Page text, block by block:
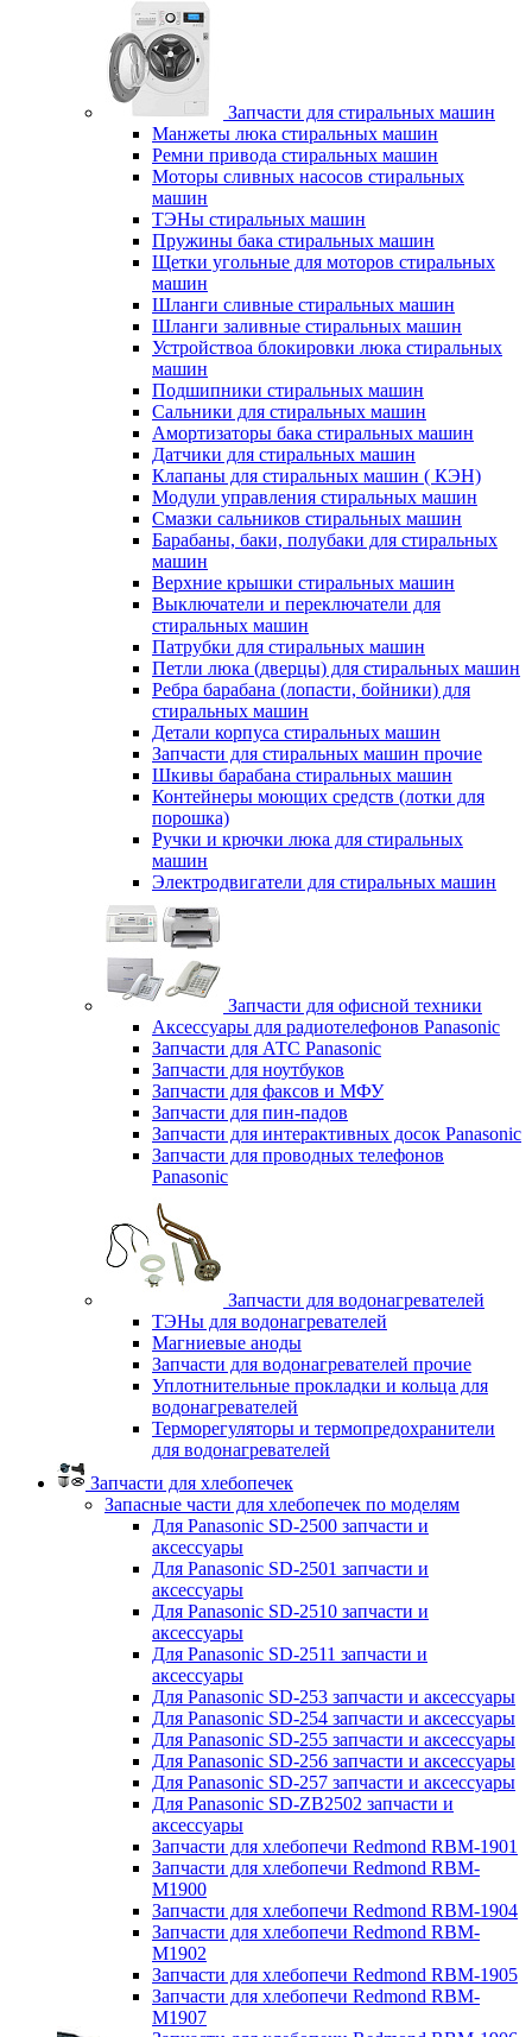
Запчасти для стиральных машин
Манжеты люка стиральных машин
Ремни привода стиральных машин
Моторы сливных насосов стиральных
машин
ТЭНы стиральных машин
Пружины бака стиральных машин
Щетки угольные для моторов стиральных
машин
Шланги сливные стиральных машин
Шланги заливные стиральных машин
Устройствоа блокировки люка стиральных
машин
Подшипники стиральных машин
Сальники для стиральных машин
Амортизаторы бака стиральных машин
Датчики для стиральных машин
Клапаны для стиральных машин ( КЭН)
Модули управления стиральных машин
Смазки сальников стиральных машин
Барабаны, баки, полубаки для стиральных
машин
Верхние крышки стиральных машин
Выключатели и переключатели для
стиральных машин
Патрубки для стиральных машин
Петли люка (дверцы) для стиральных машин
Ребра барабана (лопасти, бойники) для
стиральных машин
Детали корпуса стиральных машин
Запчасти для стиральных машин прочие
Шкивы барабана стиральных машин
Контейнеры моющих средств (лотки для
порошка)
Ручки и крючки люка для стиральных
машин
Электродвигатели для стиральных машин
Запчасти для офисной техники
Аксессуары для радиотелефонов Panasonic
Запчасти для АТС Panasonic
Запчасти для ноутбуков
Запчасти для факсов и МФУ
Запчасти для пин-падов
Запчасти для интерактивных досок Panasonic
Запчасти для проводных телефонов
Panasonic
Запчасти для водонагревателей
ТЭНы для водонагревателей
Магниевые аноды
Запчасти для водонагревателей прочие
Уплотнительные прокладки и кольца для
водонагревателей
Терморегуляторы и термопредохранители
для водонагревателей
Запчасти для хлебопечек
Запасные части для хлебопечек по моделям
Для Panasonic SD-2500 запчасти и
аксессуары
Для Panasonic SD-2501 запчасти и
аксессуары
Для Panasonic SD-2510 запчасти и
аксессуары
Для Panasonic SD-2511 запчасти и
аксессуары
Для Panasonic SD-253 запчасти и аксессуары
Для Panasonic SD-254 запчасти и аксессуары
Для Panasonic SD-255 запчасти и аксессуары
Для Panasonic SD-256 запчасти и аксессуары
Для Panasonic SD-257 запчасти и аксессуары
Для Panasonic SD-ZB2502 запчасти и
аксессуары
Запчасти для хлебопечи Redmond RBM-1901
Запчасти для хлебопечи Redmond RBM-
M1900
Запчасти для хлебопечи Redmond RBM-1904
Запчасти для хлебопечи Redmond RBM-
M1902
Запчасти для хлебопечи Redmond RBM-1905
Запчасти для хлебопечи Redmond RBM-
M1907